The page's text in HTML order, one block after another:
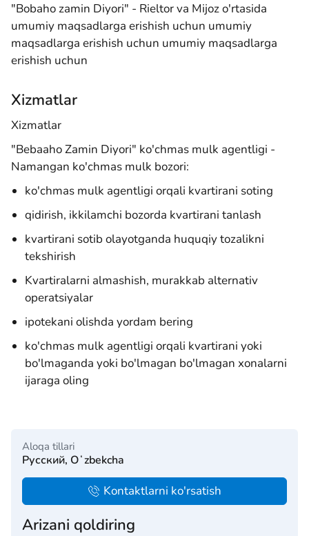
"Bobaho zamin Diyori" - Rieltor va Mijoz o'rtasida
umumiy maqsadlarga erishish uchun umumiy
maqsadlarga erishish uchun umumiy maqsadlarga
erishish uchun
Xizmatlar
Xizmatlar
"Bebaaho Zamin Diyori" ko'chmas mulk agentligi -
Namangan ko'chmas mulk bozori:
ko'chmas mulk agentligi orqali kvartirani soting
qidirish, ikkilamchi bozorda kvartirani tanlash
kvartirani sotib olayotganda huquqiy tozalikni
tekshirish
Kvartiralarni almashish, murakkab alternativ
operatsiyalar
ipotekani olishda yordam bering
ko'chmas mulk agentligi orqali kvartirani yoki
bo'lmaganda yoki bo'lmagan bo'lmagan xonalarni
ijaraga oling
Aloqa tillari
Русский, Oʻzbekcha
Kontaktlarni ko'rsatish
Arizani qoldiring